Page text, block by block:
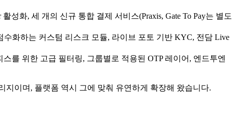
성화, 세 개의 신규 통합 결제 서비스(Praxis, Gate To Pay는 별도
수화하는 커스텀 리스크 모듈, 라이브 포토 기반 KYC, 전담 Live
를 위한 고급 필터링, 그룹별로 적용된 OTP 레이어, 엔드투엔
지이며, 플랫폼 역시 그에 맞춰 유연하게 확장해 왔습니다.